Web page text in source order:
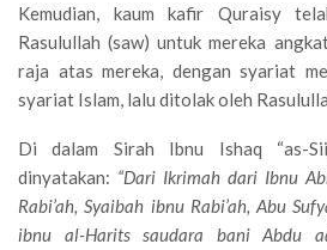
Kemudian, kaum kafir Quraisy
Rasulullah (saw) untuk mereka
raja atas mereka, dengan syariat
syariat Islam, lalu ditolak oleh
Di dalam Sirah Ibnu Ishaq “as-
dinyatakan: “Dari Ikrimah dari Ibnu
Rabi’ah, Syaibah ibnu Rabi’ah, Abu
ibnu al-Harits saudara bani Abdu